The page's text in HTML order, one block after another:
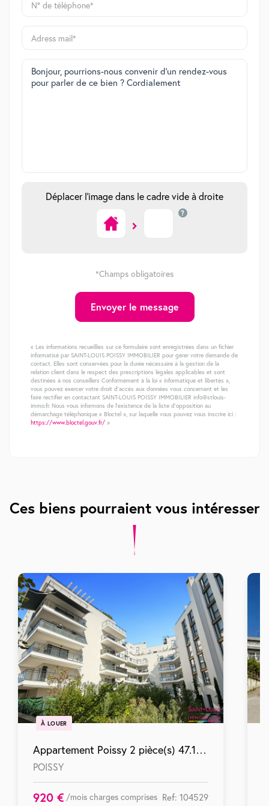
Déplacer l'image dans le cadre vide à droite
?
*Champs obligatoires
Envoyer le message
« Les informations recueillies sur ce formulaire sont enregistrées dans un fichier
informatisé par SAINT-LOUIS POISSY IMMOBILIER pour gérer votre demande de
contact. Elles sont conservées pour la durée nécessaire à la gestion de la
relation client dans le respect des prescriptions légales applicables et sont
destinées à nos conseillers Conformément à la loi « informatique et libertés »,
vous pouvez exercer votre droit d'accès aux données vous concernant et les
faire rectifier en contactant SAINT-LOUIS POISSY IMMOBILIER info@stlouis-
immo.fr. Nous vous informons de l'existence de la liste d'opposition au
démarchage téléphonique « Bloctel », sur laquelle vous pouvez vous inscrire ici :
https://www.bloctel.gouv.fr/ »
Ces biens pourraient vous intéresser
À LOUER
Appartement Poissy 2 pièce(s) 47.14 m2
POISSY
920 € /mois charges comprises Ref: 104529